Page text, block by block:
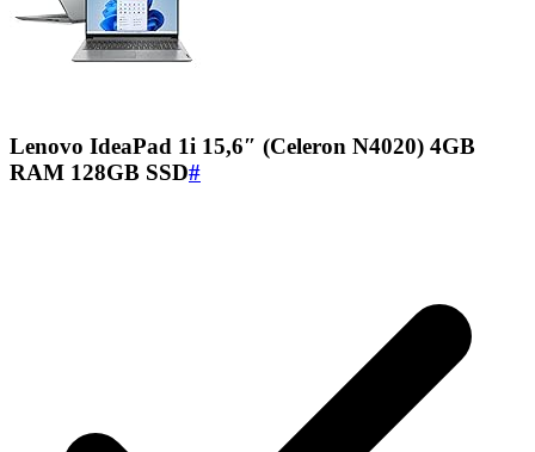
Lenovo IdeaPad 1i 15,6″ (Celeron N4020) 4GB
RAM 128GB SSD#